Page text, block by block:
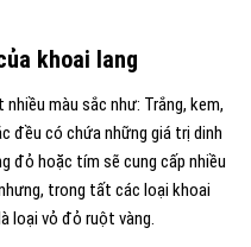
khoai lang
màu sắc như: Trắng, kem,
đều có chứa những giá trị dinh
đỏ hoặc tím sẽ cung cấp nhiều
trong tất các loại khoai
loại vỏ đỏ ruột vàng.